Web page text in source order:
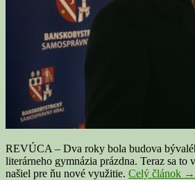
REVÚCA – Dva roky bola budova
literárneho gymnázia prázdna. Teraz sa to
našiel pre ňu nové využitie. Celý článok →